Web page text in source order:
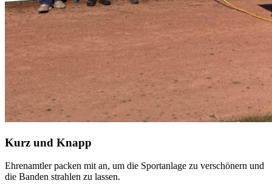
Kurz und Knapp
Ehrenamtler packen mit an, um die Sportanlage zu verschönern und
die Banden strahlen zu lassen.